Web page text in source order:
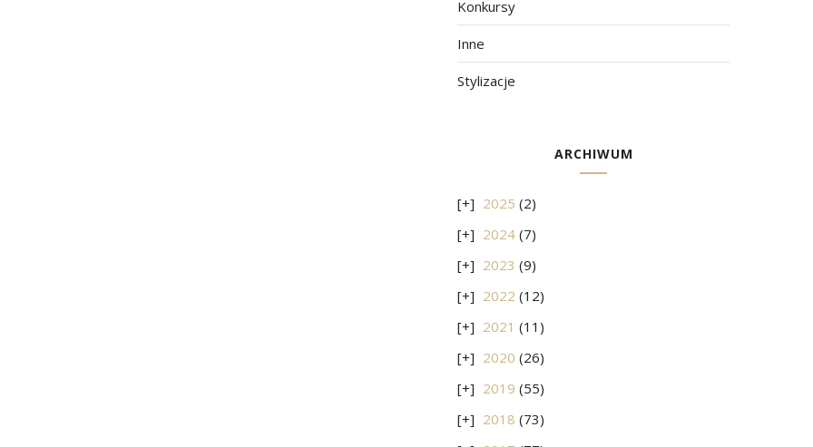
Konkursy
Inne
Stylizacje
ARCHIWUM
2025 (2)
2024 (7)
2023 (9)
2022 (12)
2021 (11)
2020 (26)
2019 (55)
2018 (73)